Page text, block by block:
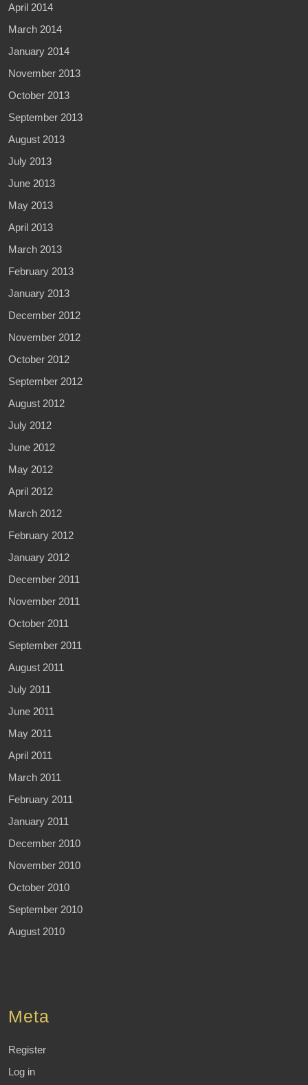
April 2014
March 2014
January 2014
November 2013
October 2013
September 2013
August 2013
July 2013
June 2013
May 2013
April 2013
March 2013
February 2013
January 2013
December 2012
November 2012
October 2012
September 2012
August 2012
July 2012
June 2012
May 2012
April 2012
March 2012
February 2012
January 2012
December 2011
November 2011
October 2011
September 2011
August 2011
July 2011
June 2011
May 2011
April 2011
March 2011
February 2011
January 2011
December 2010
November 2010
October 2010
September 2010
August 2010
Meta
Register
Log in